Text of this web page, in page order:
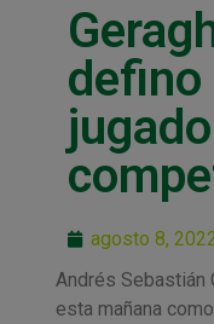
defino
agosto 8, 2022
Andrés Sebastián
esta mañana